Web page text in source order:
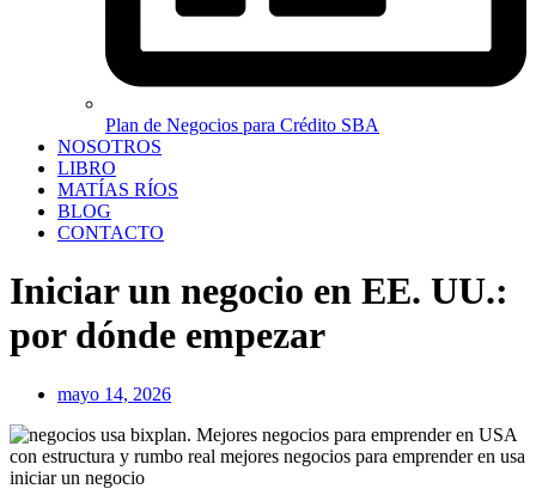
Plan de Negocios para Crédito SBA
NOSOTROS
LIBRO
MATÍAS RÍOS
BLOG
CONTACTO
Iniciar un negocio en EE. UU.:
por dónde empezar
mayo 14, 2026